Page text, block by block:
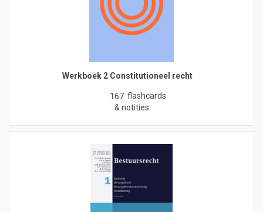
Werkboek 2 Constitutioneel recht
167 flashcards
& notities